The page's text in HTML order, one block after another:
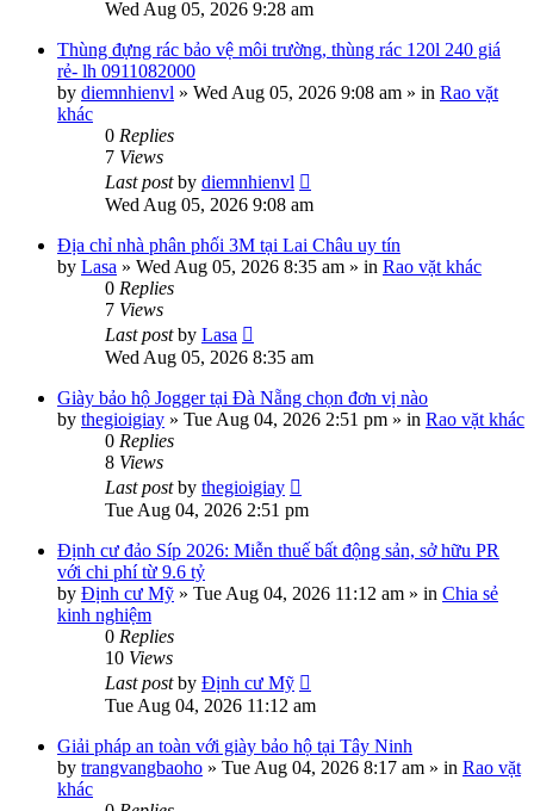
Wed Aug 05, 2026 9:28 am
Thùng đựng rác bảo vệ môi trường, thùng rác 120l 240 giá
rẻ- lh 0911082000
by diemnhienvl » Wed Aug 05, 2026 9:08 am » in Rao vặt
khác
0 Replies
7 Views
Last postby diemnhienvl
Wed Aug 05, 2026 9:08 am
Địa chỉ nhà phân phối 3M tại Lai Châu uy tín
by Lasa » Wed Aug 05, 2026 8:35 am » in Rao vặt khác
0 Replies
7 Views
Last postby Lasa
Wed Aug 05, 2026 8:35 am
Giày bảo hộ Jogger tại Đà Nẵng chọn đơn vị nào
by thegioigiay » Tue Aug 04, 2026 2:51 pm » in Rao vặt khác
0 Replies
8 Views
Last postby thegioigiay
Tue Aug 04, 2026 2:51 pm
Định cư đảo Síp 2026: Miễn thuế bất động sản, sở hữu PR
với chi phí từ 9.6 tỷ
by Định cư Mỹ » Tue Aug 04, 2026 11:12 am » in Chia sẻ
kinh nghiệm
0 Replies
10 Views
Last postby Định cư Mỹ
Tue Aug 04, 2026 11:12 am
Giải pháp an toàn với giày bảo hộ tại Tây Ninh
by trangvangbaoho » Tue Aug 04, 2026 8:17 am » in Rao vặt
khác